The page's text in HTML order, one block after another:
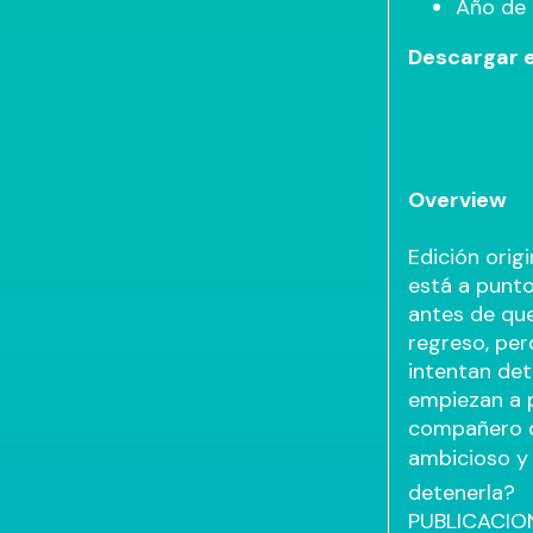
Año
Descargar
Overview
Edición
está a
antes de
regreso,
intentan
empiezan a
compañero
ambicioso y
detenerla?